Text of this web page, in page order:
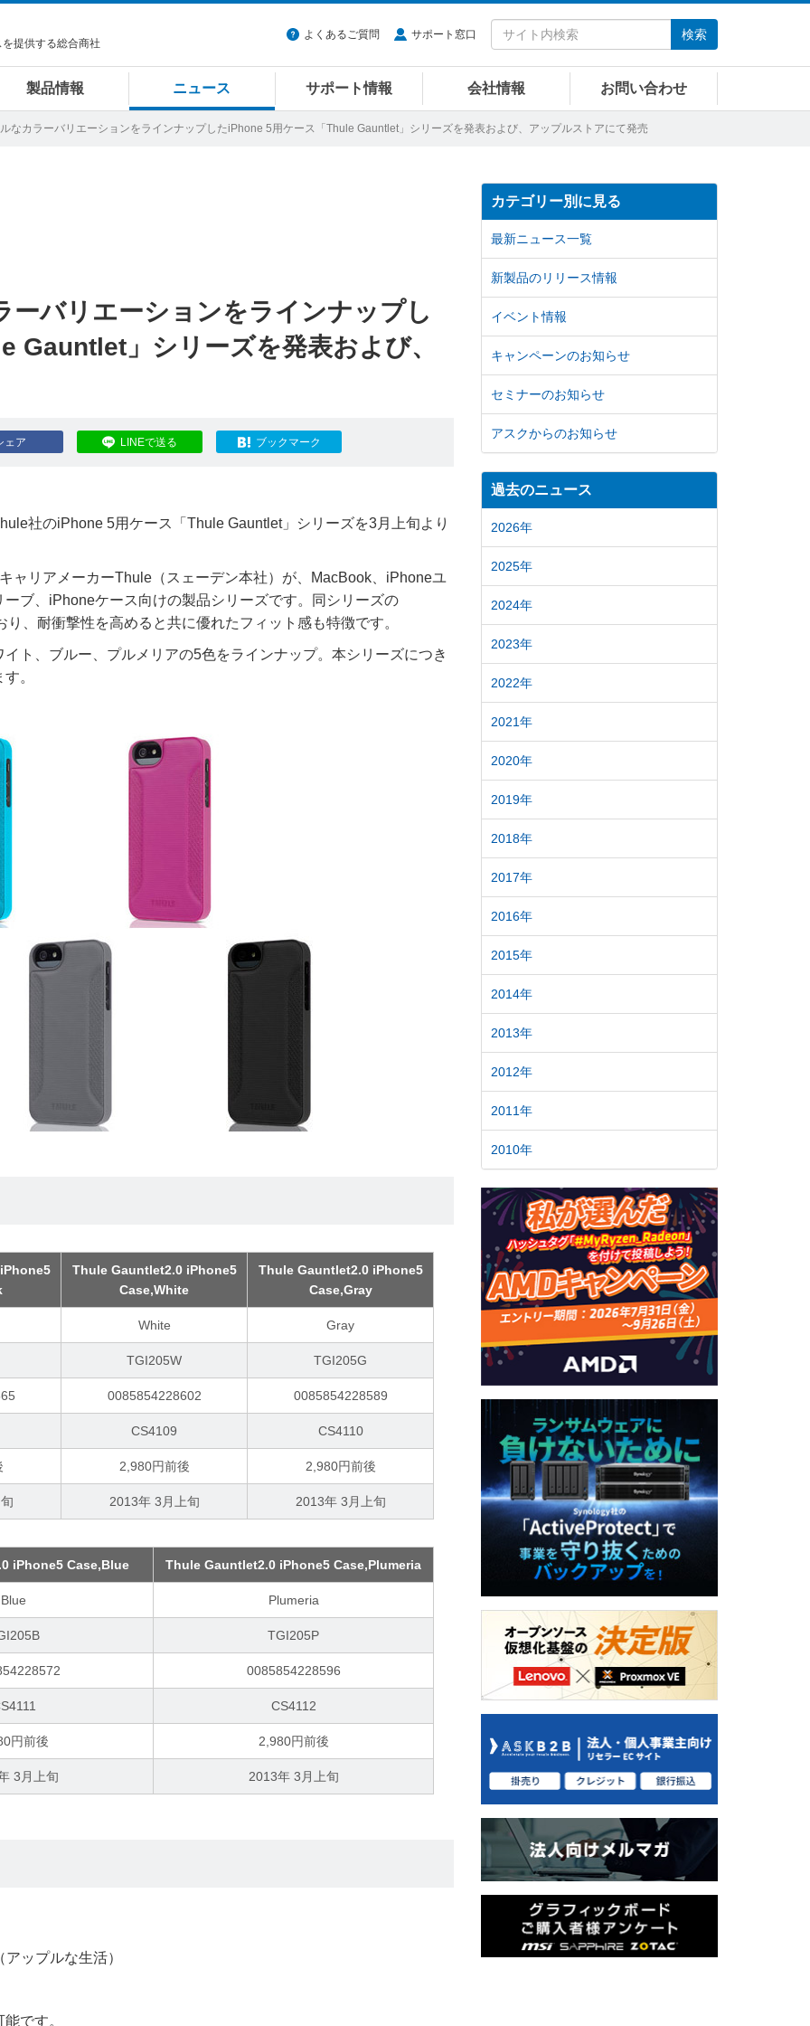
提供する総合商社
よくあるご質問 サポート窓口 検索
製品情報 ニュース サポート情報 会社情報 お問い合わせ
なカラーバリエーションをラインナップしたiPhone 5用ケース「Thule Gauntlet」シリーズを発表および、アップルストアにて発売
バリエーションをラインナップし
Gauntlet」シリーズを発表および、
ェア LINEで送る ブックマーク
社のiPhone 5用ケース「Thule Gauntlet」シリーズを3月上旬より
ャリアメーカーThule（スェーデン本社）が、MacBook、iPhoneユ
ブ、iPhoneケース向けの製品シリーズです。同シリーズの
、耐衝撃性を高めると共に優れたフィット感も特徴です。
ト、ブルー、プルメリアの5色をラインナップ。本シリーズにつき
。
Thule Gauntlet2.0 iPhone5
Case,White
Thule Gauntlet2.0 iPhone5
Case,Gray
White Gray
TGI205W TGI205G
0085854228602 0085854228589
CS4109 CS4110
2,980円前後 2,980円前後
2013年 3月上旬 2013年 3月上旬
iPhone5 Case,Blue Thule Gauntlet2.0 iPhone5 Case,Plumeria
Blue Plumeria
TGI205P
0085854228596
CS4112
円前後 2,980円前後
3月上旬 2013年 3月上旬
アップルな生活）
です。
カテゴリー別に見る
最新ニュース一覧
新製品のリリース情報
イベント情報
キャンペーンのお知らせ
セミナーのお知らせ
アスクからのお知らせ
過去のニュース
2026年
2025年
2024年
2023年
2022年
2021年
2020年
2019年
2018年
2017年
2016年
2015年
2014年
2013年
2012年
2011年
2010年